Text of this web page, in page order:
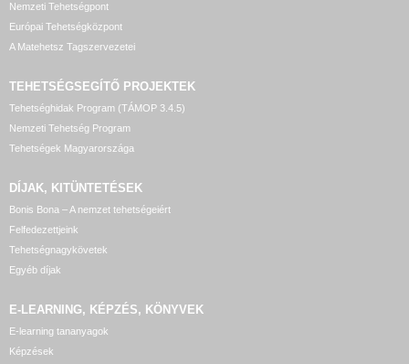
Nemzeti Tehetségpont
Európai Tehetségközpont
A Matehetsz Tagszervezetei
TEHETSÉGSEGÍTŐ PROJEKTEK
Tehetséghidak Program (TÁMOP 3.4.5)
Nemzeti Tehetség Program
Tehetségek Magyarországa
DÍJAK, KITÜNTETÉSEK
Bonis Bona – A nemzet tehetségeiért
Felfedezettjeink
Tehetségnagykövetek
Egyéb díjak
E-LEARNING, KÉPZÉS, KÖNYVEK
E-learning tananyagok
Képzések